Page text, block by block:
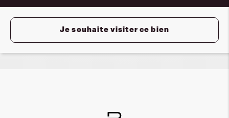
Je souhaite visiter ce bien